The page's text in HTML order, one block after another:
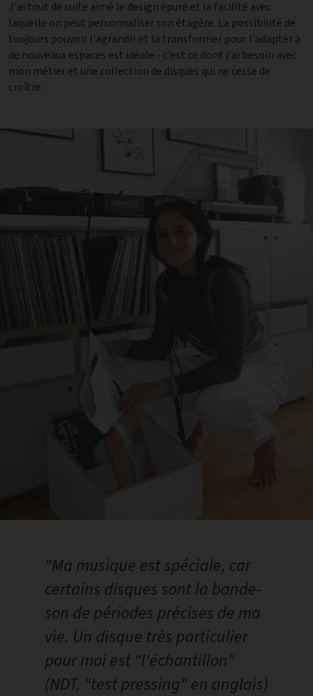
J'ai tout de suite aimé le design épuré et la facilité avec
laquelle on peut personnaliser son étagère. La possibilité de
toujours pouvoir l'agrandir et la transformer pour l'adapter à
de nouveaux espaces est idéale - c'est ce dont j'ai besoin avec
mon métier et une collection de disques qui ne cesse de
croître.
"Ma musique est spéciale, car
certains disques sont la bande-
son de périodes précises de ma
vie. Un disque très particulier
pour moi est "l'échantillon"
(NDT, "test pressing" en anglais)